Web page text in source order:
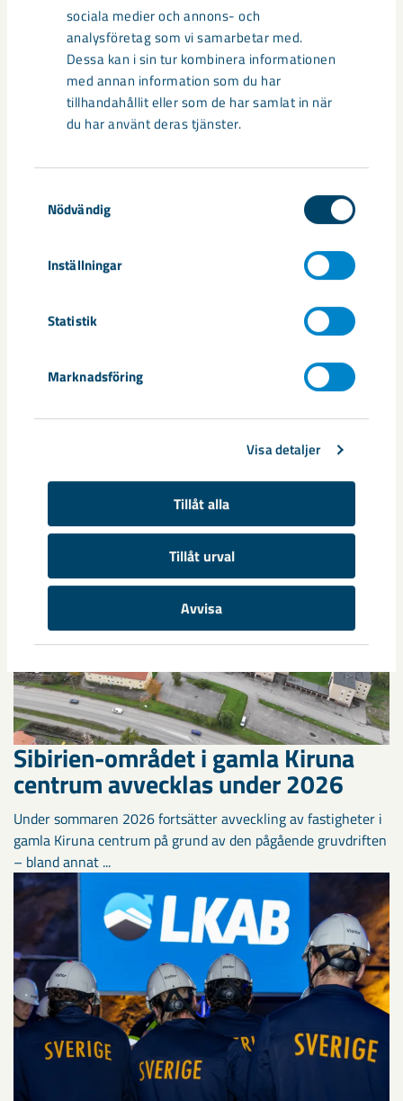
sociala medier och annons- och
analysföretag som vi samarbetar med.
Dessa kan i sin tur kombinera informationen
med annan information som du har
tillhandahållit eller som de har samlat in när
du har använt deras tjänster.
Nödvändig
Inställningar
Statistik
Marknadsföring
Visa detaljer
Tillåt alla
Tillåt urval
Avvisa
Documents
Pressmeddelande – Avtal mellan LKAB och Sern
eke
Dela
Taggar
Relaterat innehåll
Sibirien-området i gamla Kiruna
centrum avvecklas under 2026
Under sommaren 2026 fortsätter avveckling av fastigheter i
gamla Kiruna centrum på grund av den pågående gruvdriften
– bland annat ...